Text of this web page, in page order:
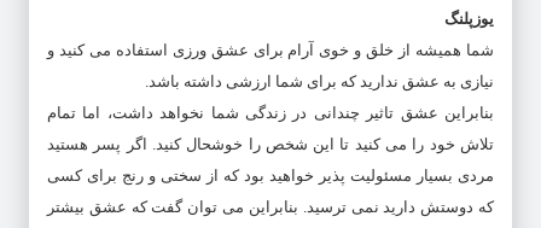
یوزپلنگ
شما همیشه از خلق و خوی آرام برای عشق ورزی استفاده می کنید و
نیازی به عشق ندارید که برای شما ارزشی داشته باشد.
بنابراین عشق تاثیر چندانی در زندگی شما نخواهد داشت، اما تمام
تلاش خود را می کنید تا این شخص را خوشحال کنید. اگر پسر هستید
مردی بسیار مسئولیت پذیر خواهید بود که از سختی و رنج برای کسی
که دوستش دارید نمی ترسید. بنابراین می توان گفت که عشق بیشتر